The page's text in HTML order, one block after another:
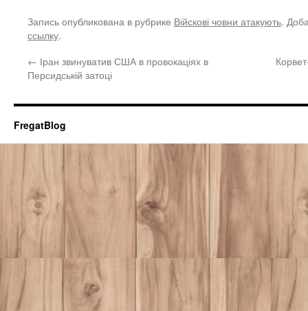
Запись опубликована в рубрике Війскові човни атакують.
ссылку.
← Іран звинуватив США в провокаціях в
Персидській затоці
FregatBlog